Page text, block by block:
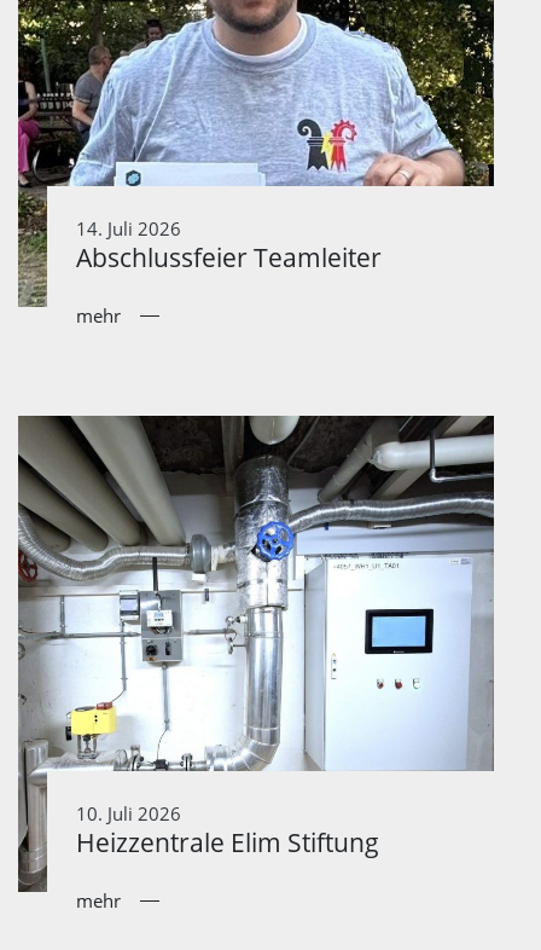
14. Juli 2026
Abschlussfeier Teamleiter
mehr
10. Juli 2026
Heizzentrale Elim Stiftung
mehr